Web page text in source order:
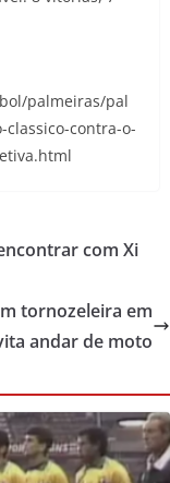
palmeiras/pal
contra-o-
com Xi
tornozeleira em
andar de moto